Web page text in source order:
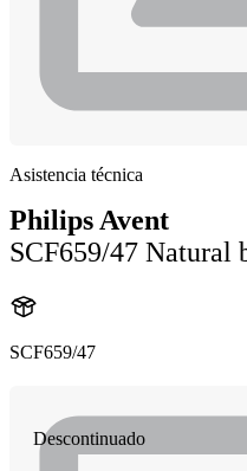
Asistencia técnica
Philips Avent
SCF659/47 Natural
SCF659/47
Descontinuado